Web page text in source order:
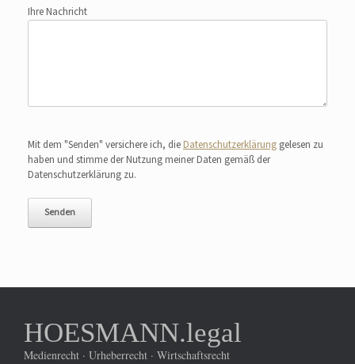
Ihre Nachricht
Mit dem "Senden" versichere ich, die Datenschutzerklärung gelesen zu
haben und stimme der Nutzung meiner Daten gemäß der
Datenschutzerklärung zu.
HOESMANN.legal
Medienrecht · Urheberrecht · Wirtschaftsrecht